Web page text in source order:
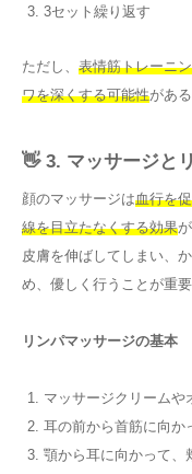
3セット繰り返す
ただし、 表情筋トレーニ
ワを深くする可能性があ
👋 3. マッサージと
顔のマッサージは血行を
線を目立たなくする効果
皮膚を伸ばしてしまい、
め、優しく行うことが重要
リンパマッサージの基本
マッサージクリームや
耳の前から首筋に向か
顎から耳に向かって、